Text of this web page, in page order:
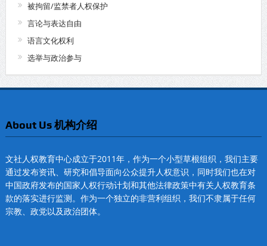
被拘留/监禁者人权保护
言论与表达自由
语言文化权利
选举与政治参与
About Us 机构介绍
文社人权教育中心成立于2011年，作为一个小型草根组织，我们主要
通过发布资讯、研究和倡导面向公众提升人权意识，同时我们也在对
中国政府发布的国家人权行动计划和其他法律政策中有关人权教育条
款的落实进行监测。作为一个独立的非营利组织，我们不隶属于任何
宗教、政党以及政治团体。